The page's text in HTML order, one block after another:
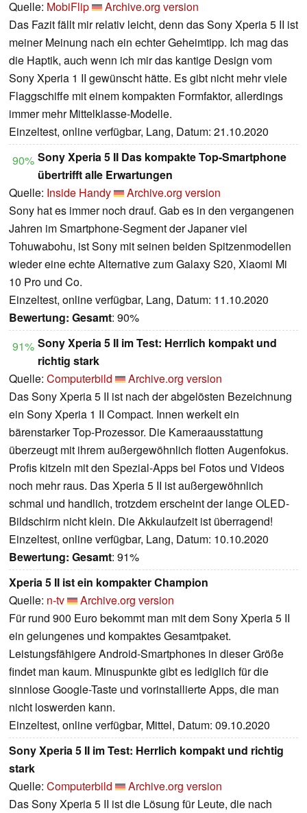
Quelle: MobiFlip
Archive.org version
Das Fazit fällt mir relativ leicht, denn das Sony Xperia 5 II ist
meiner Meinung nach ein echter Geheimtipp. Ich mag das
die Haptik, auch wenn ich mir das kantige Design vom
Sony Xperia 1 II gewünscht hätte. Es gibt nicht mehr viele
Flaggschiffe mit einem kompakten Formfaktor, allerdings
immer mehr Mittelklasse-Modelle.
Einzeltest, online verfügbar, Lang, Datum: 21.10.2020
90% Sony Xperia 5 II Das kompakte Top-Smartphone
übertrifft alle Erwartungen
Quelle: Inside Handy
Archive.org version
Sony hat es immer noch drauf. Gab es in den vergangenen
Jahren im Smartphone-Segment der Japaner viel
Tohuwabohu, ist Sony mit seinen beiden Spitzenmodellen
wieder eine echte Alternative zum Galaxy S20, Xiaomi Mi
10 Pro und Co.
Einzeltest, online verfügbar, Lang, Datum: 11.10.2020
Bewertung: Gesamt: 90%
91% Sony Xperia 5 II im Test: Herrlich kompakt und
richtig stark
Quelle: Computerbild
Archive.org version
Das Sony Xperia 5 II ist nach der abgelösten Bezeichnung
ein Sony Xperia 1 II Compact. Innen werkelt ein
bärenstarker Top-Prozessor. Die Kameraausstattung
überzeugt mit ihrem außergewöhnlich flotten Augenfokus.
Profis kitzeln mit den Spezial-Apps bei Fotos und Videos
noch mehr raus. Das Xperia 5 II ist außergewöhnlich
schmal und handlich, trotzdem erscheint der lange OLED-
Bildschirm nicht klein. Die Akkulaufzeit ist überragend!
Einzeltest, online verfügbar, Lang, Datum: 10.10.2020
Bewertung: Gesamt: 91%
Xperia 5 II ist ein kompakter Champion
Quelle: n-tv
Archive.org version
Für rund 900 Euro bekommt man mit dem Sony Xperia 5 II
ein gelungenes und kompaktes Gesamtpaket.
Leistungsfähigere Android-Smartphones in dieser Größe
findet man kaum. Minuspunkte gibt es lediglich für die
sinnlose Google-Taste und vorinstallierte Apps, die man
nicht loswerden kann.
Einzeltest, online verfügbar, Mittel, Datum: 09.10.2020
Sony Xperia 5 II im Test: Herrlich kompakt und richtig
stark
Quelle: Computerbild
Archive.org version
Das Sony Xperia 5 II ist die Lösung für Leute, die nach